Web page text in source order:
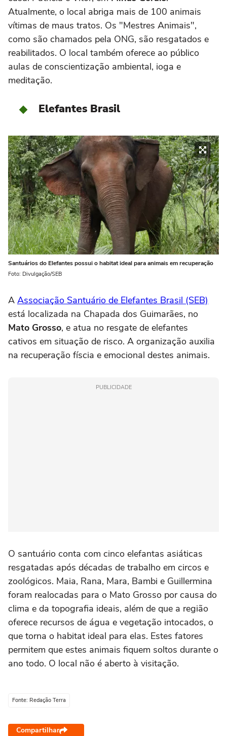
Atualmente, o local abriga mais de 100 animais
vítimas de maus tratos. Os "Mestres Animais",
como são chamados pela ONG, são resgatados e
reabilitados. O local também oferece ao público
aulas de conscientização ambiental, ioga e
meditação.
Elefantes Brasil
Santuários do Elefantes possui o habitat ideal para animais em recuperação
Foto: Divulgação/SEB
A Associação Santuário de Elefantes Brasil (SEB)
está localizada na Chapada dos Guimarães, no
Mato Grosso, e atua no resgate de elefantes
cativos em situação de risco. A organização auxilia
na recuperação físcia e emocional destes animais.
PUBLICIDADE
O santuário conta com cinco elefantas asiáticas
resgatadas após décadas de trabalho em circos e
zoológicos. Maia, Rana, Mara, Bambi e Guillermina
foram realocadas para o Mato Grosso por causa do
clima e da topografia ideais, além de que a região
oferece recursos de água e vegetação intocados, o
que torna o habitat ideal para elas. Estes fatores
permitem que estes animais fiquem soltos durante o
ano todo. O local não é aberto à visitação.
Fonte: Redação Terra
Compartilhar